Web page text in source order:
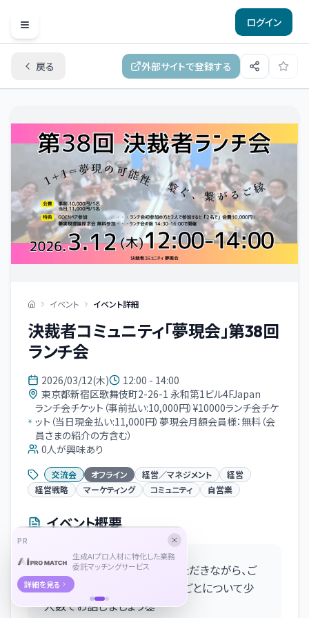
Open menu
ログイン
戻る 外部サイトで登録する
イベント イベント詳細
決裁者コミュニティ「夢現会」第38回
ランチ会
2026/03/12(木)
12:00 - 14:00
東京都新宿区歌舞伎町2-26-1 永和第1ビル4FJapan
ランチ会チケット（事前払い:10,000円）¥10000ランチ会チケ
ット（当日現金払い:11,000円）夢現会月額会員様：無料（会
員さまの紹介の方含む）
0人が興味あり
交流会 オフライン 経営／マネジメント
経営
経営戦略
マーケティング コミュニティ 自営業
イベント概要
新宿駅近くで和食ランチをいただきながら、ご
自身のビジネスや最近の関心ごとについて少
人数でお話しましょう👏
PR
生成AIプロ人材に特化した業務
委託マッチングサービス
詳細を見る